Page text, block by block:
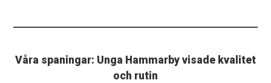
Våra spaningar: Unga Hammarby visade kvalitet
och rutin